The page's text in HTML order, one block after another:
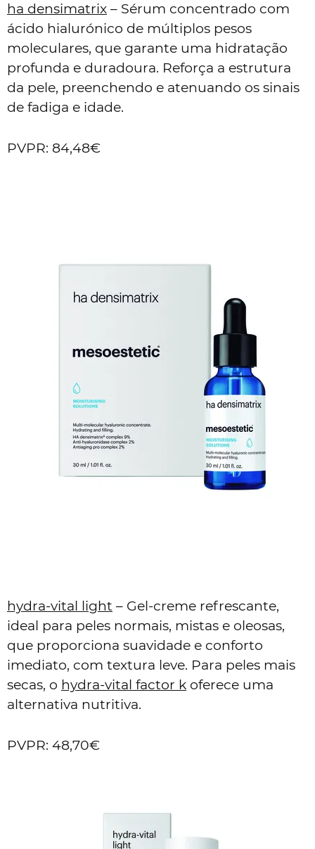
ha densimatrix – Sérum concentrado com
ácido hialurónico de múltiplos pesos
moleculares, que garante uma hidratação
profunda e duradoura. Reforça a estrutura
da pele, preenchendo e atenuando os sinais
de fadiga e idade.
PVPR: 84,48€
hydra-vital light – Gel-creme refrescante,
ideal para peles normais, mistas e oleosas,
que proporciona suavidade e conforto
imediato, com textura leve. Para peles mais
secas, o hydra-vital factor k oferece uma
alternativa nutritiva.
PVPR: 48,70€